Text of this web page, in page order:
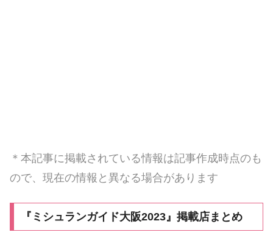
＊本記事に掲載されている情報は記事作成時点のも
ので、現在の情報と異なる場合があります
『ミシュランガイド大阪2023』掲載店まとめ